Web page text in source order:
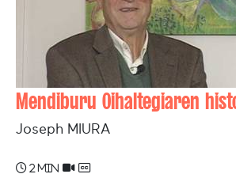
Mendiburu Oihaltegiaren
Joseph MIURA
2 min